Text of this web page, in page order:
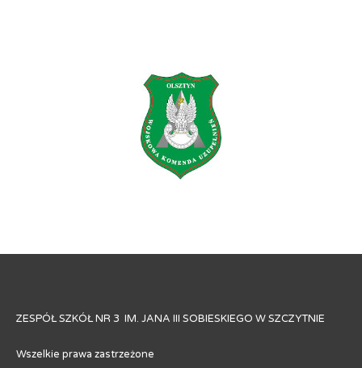
ZESPÓŁ SZKÓŁ NR 3 IM. JANA III SOBIESKIEGO W SZCZYTNIE
Wszelkie prawa zastrzeżone